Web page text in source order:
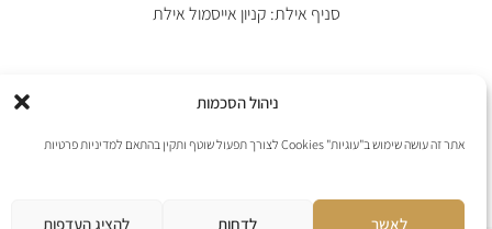
ניהול הסכמות
אתר זה עושה שימוש ב"עוגיות" Cookies לצורך תפעול שוטף ותקין בהתאם למדיניות פרטיות
לאשר לדחות להציג העדפות
סניף אילת: קניון אייסמול אילת
הצהרת נגישות
אנו מקבלים את כל כרטיסי האשראי למעט פייפל